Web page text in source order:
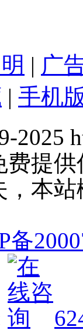
| 广
| 手机
2025
提
本
备